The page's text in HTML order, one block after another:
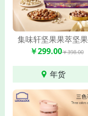
￥299.00￥398.00
年货